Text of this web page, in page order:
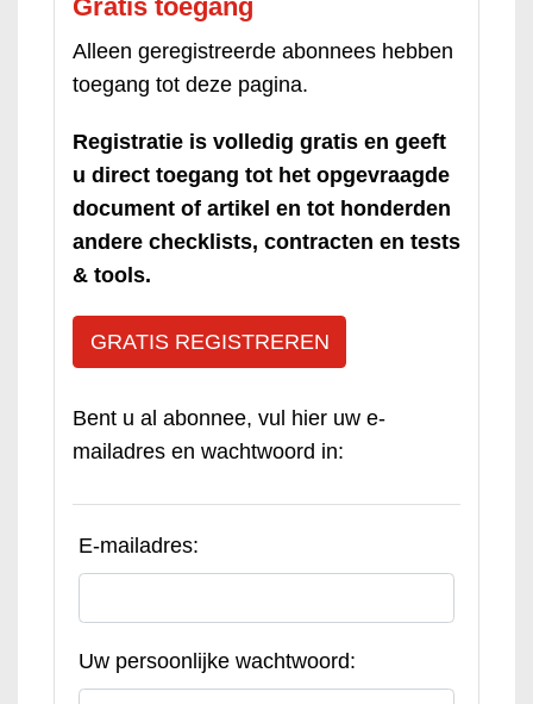
Gratis toegang
Alleen geregistreerde abonnees hebben
toegang tot deze pagina.
Registratie is volledig gratis en geeft
u direct toegang tot het opgevraagde
document of artikel en tot honderden
andere checklists, contracten en tests
& tools.
GRATIS REGISTREREN
Bent u al abonnee, vul hier uw e-
mailadres en wachtwoord in:
E-mailadres:
Uw persoonlijke wachtwoord: